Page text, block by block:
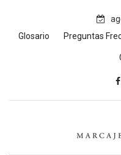
contentGlosario
Preguntas